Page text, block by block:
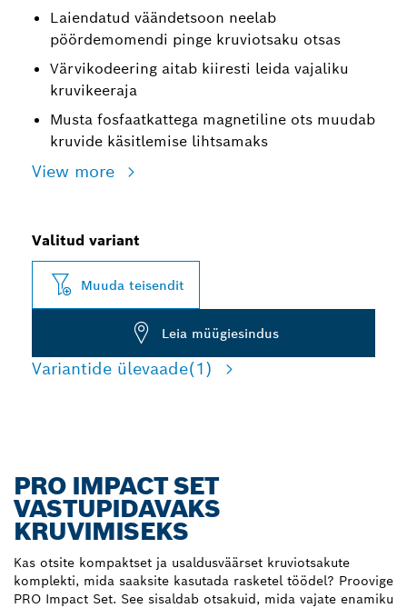
Laiendatud väändetsoon neelab
pöördemomendi pinge kruviotsaku otsas
Värvikodeering aitab kiiresti leida vajaliku
kruvikeeraja
Musta fosfaatkattega magnetiline ots muudab
kruvide käsitlemise lihtsamaks
View more
Valitud variant
Muuda teisendit
Leia müügiesindus
Variantide ülevaade(1)
PRO IMPACT SET
VASTUPIDAVAKS
KRUVIMISEKS
Kas otsite kompaktset ja usaldusväärset kruviotsakute
komplekti, mida saaksite kasutada rasketel töödel? Proovige
PRO Impact Set. See sisaldab otsakuid, mida vajate enamiku